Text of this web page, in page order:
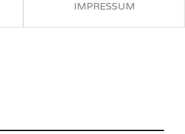
IMPRESSUM